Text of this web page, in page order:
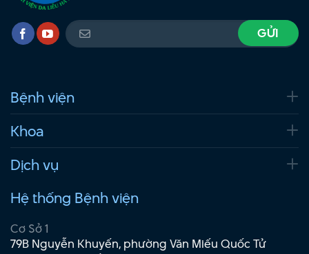
Bệnh viện
Khoa
Dịch vụ
Hệ thống Bệnh viện
Cơ Sở 1
79B Nguyễn Khuyến, phường Văn Miếu Quốc Tử